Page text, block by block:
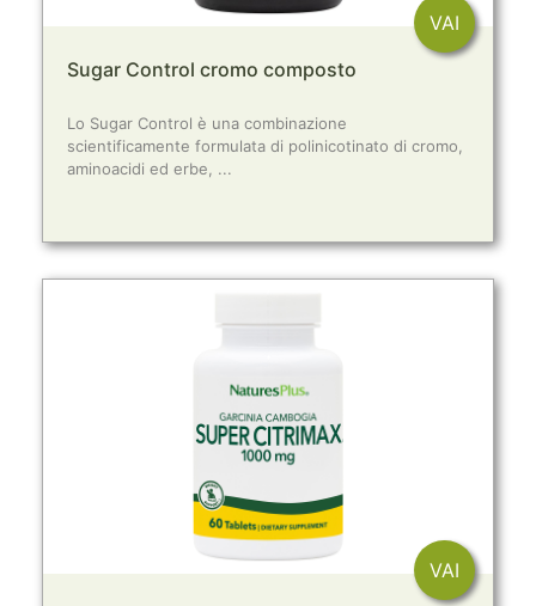
VAI
Sugar Control cromo composto
Lo Sugar Control è una combinazione
scientificamente formulata di polinicotinato di cromo,
aminoacidi ed erbe, ...
VAI